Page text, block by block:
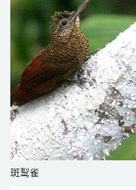
斑䴕雀